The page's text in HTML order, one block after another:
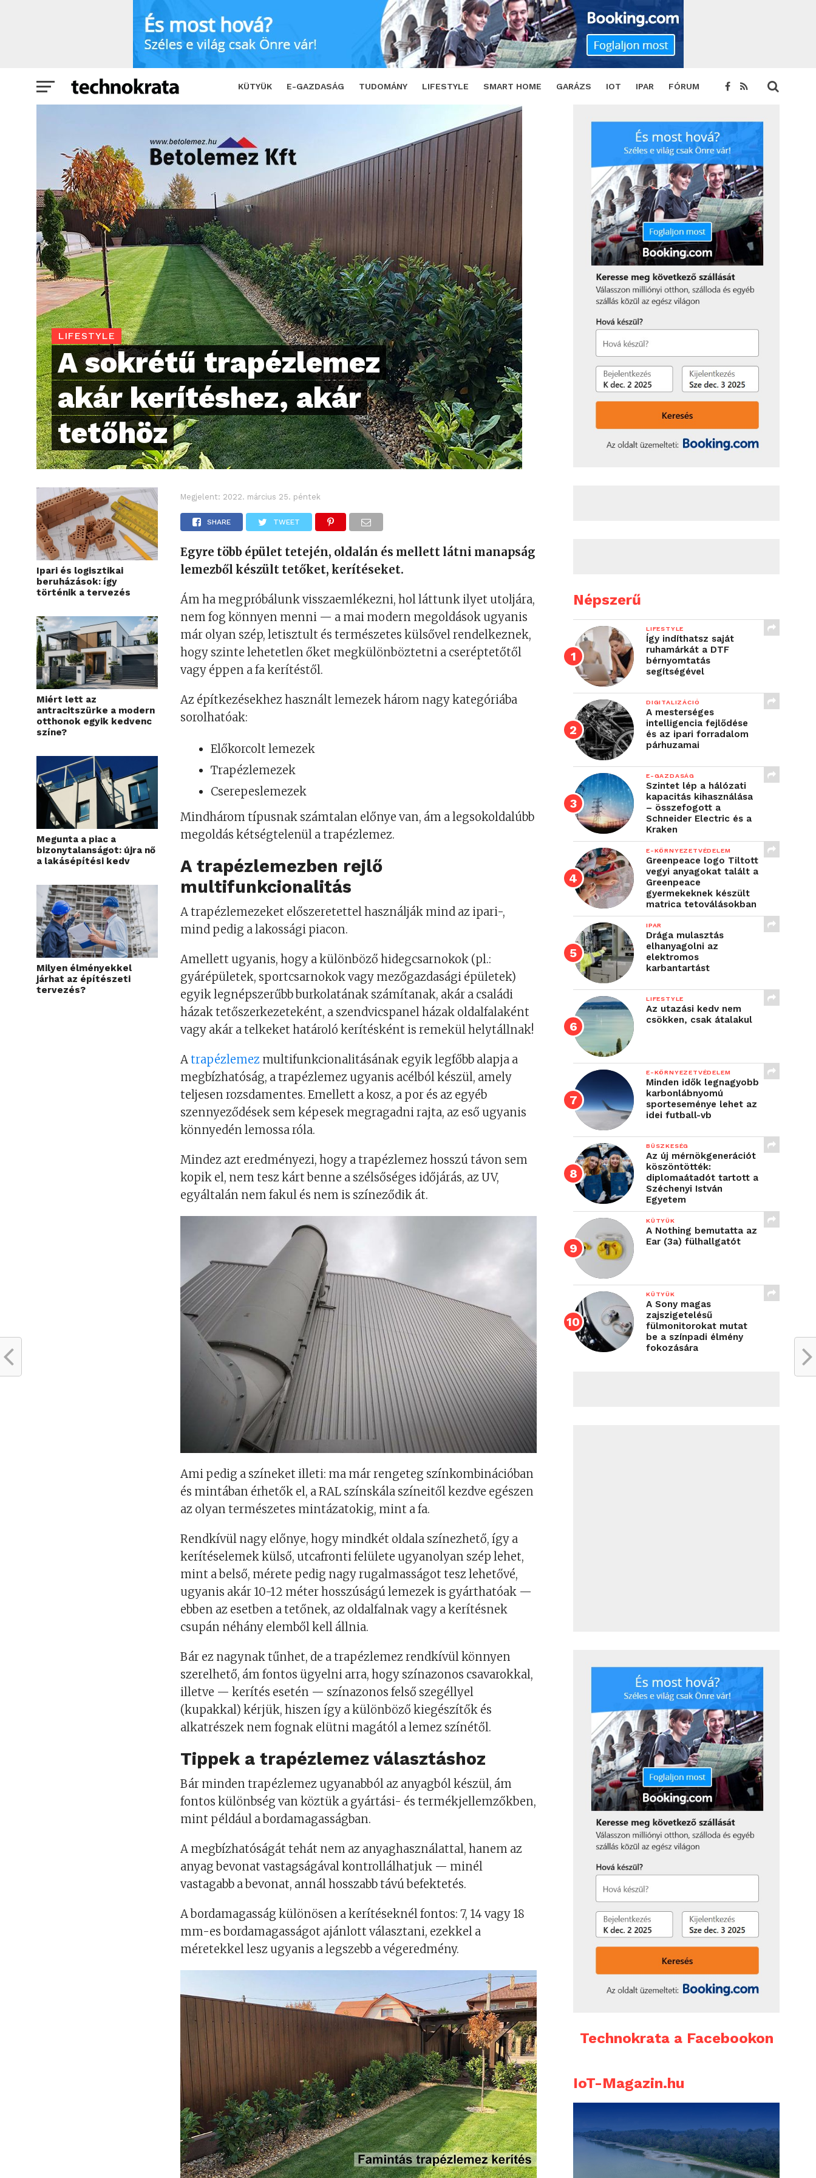
KÜTYÜK E-GAZDASÁG TUDOMÁNY LIFESTYLE SMART HOME GARÁZS IOT IPAR FÓRUM
A sokrétű trapézlemez akár kerítéshez, akár tetőhöz SHARE TWEET
LIFESTYLE
A sokrétű trapézlemez
akár kerítéshez, akár
tetőhöz
Ipari és logisztikai
beruházások: így
történik a tervezés
Miért lett az
antracitszürke a modern
otthonok egyik kedvenc
színe?
Megunta a piac a
bizonytalanságot: újra nő
a lakásépítési kedv
Milyen élményekkel
járhat az építészeti
tervezés?
Megjelent: 2022. március 25. péntek
SHARE TWEET
Egyre több épület tetején, oldalán és mellett látni manapság
lemezből készült tetőket, kerítéseket.
Ám ha megpróbálunk visszaemlékezni, hol láttunk ilyet utoljára,
nem fog könnyen menni — a mai modern megoldások ugyanis
már olyan szép, letisztult és természetes külsővel rendelkeznek,
hogy szinte lehetetlen őket megkülönböztetni a cseréptetőtől
vagy éppen a fa kerítéstől.
Az építkezésekhez használt lemezek három nagy kategóriába
sorolhatóak:
Előkorcolt lemezek
Trapézlemezek
Cserepeslemezek
Mindhárom típusnak számtalan előnye van, ám a legsokoldalúbb
megoldás kétségtelenül a trapézlemez.
A trapézlemezben rejlő
multifunkcionalitás
A trapézlemezeket előszeretettel használják mind az ipari-,
mind pedig a lakossági piacon.
Amellett ugyanis, hogy a különböző hidegcsarnokok (pl.:
gyárépületek, sportcsarnokok vagy mezőgazdasági épületek)
egyik legnépszerűbb burkolatának számítanak, akár a családi
házak tetőszerkezeteként, a szendvicspanel házak oldalfalaként
vagy akár a telkeket határoló kerítésként is remekül helytállnak!
Atrapézlemez multifunkcionalitásának egyik legfőbb alapja a
megbízhatóság, a trapézlemez ugyanis acélból készül, amely
teljesen rozsdamentes. Emellett a kosz, a por és az egyéb
szennyeződések sem képesek megragadni rajta, az eső ugyanis
könnyedén lemossa róla.
Mindez azt eredményezi, hogy a trapézlemez hosszú távon sem
kopik el, nem tesz kárt benne a szélsőséges időjárás, az UV,
egyáltalán nem fakul és nem is színeződik át.
Ami pedig a színeket illeti: ma már rengeteg színkombinációban
és mintában érhetők el, a RAL színskála színeitől kezdve egészen
az olyan természetes mintázatokig, mint a fa.
Rendkívül nagy előnye, hogy mindkét oldala színezhető, így a
kerítéselemek külső, utcafronti felülete ugyanolyan szép lehet,
mint a belső, mérete pedig nagy rugalmasságot tesz lehetővé,
ugyanis akár 10-12 méter hosszúságú lemezek is gyárthatóak —
ebben az esetben a tetőnek, az oldalfalnak vagy a kerítésnek
csupán néhány elemből kell állnia.
Bár ez nagynak tűnhet, de a trapézlemez rendkívül könnyen
szerelhető, ám fontos ügyelni arra, hogy színazonos csavarokkal,
illetve — kerítés esetén — színazonos felső szegéllyel
(kupakkal) kérjük, hiszen így a különböző kiegészítők és
alkatrészek nem fognak elütni magától a lemez színétől.
Tippek a trapézlemez választáshoz
Bár minden trapézlemez ugyanabból az anyagból készül, ám
fontos különbség van köztük a gyártási- és termékjellemzőkben,
mint például a bordamagasságban.
A megbízhatóságát tehát nem az anyaghasználattal, hanem az
anyag bevonat vastagságával kontrollálhatjuk — minél
vastagabb a bevonat, annál hosszabb távú befektetés.
A bordamagasság különösen a kerítéseknél fontos: 7, 14 vagy 18
mm-es bordamagasságot ajánlott választani, ezekkel a
méretekkel lesz ugyanis a legszebb a végeredmény.
Népszerű
LIFESTYLE
Így indíthatsz saját
ruhamárkát a DTF
bérnyomtatás
segítségével
DIGITALIZÁCIÓ
A mesterséges
intelligencia fejlődése
és az ipari forradalom
párhuzamai
E-GAZDASÁG
Szintet lép a hálózati
kapacitás kihasználása
– összefogott a
Schneider Electric és a
Kraken
E-KÖRNYEZETVÉDELEM
Greenpeace logo Tiltott
vegyi anyagokat talált a
Greenpeace
gyermekeknek készült
matrica tetoválásokban
IPAR
Drága mulasztás
elhanyagolni az
elektromos
karbantartást
LIFESTYLE
Az utazási kedv nem
csökken, csak átalakul
E-KÖRNYEZETVÉDELEM
Minden idők legnagyobb
karbonlábnyomú
sporteseménye lehet az
idei futball-vb
BÜSZKESÉG
Az új mérnökgenerációt
köszöntötték:
diplomaátadót tartott a
Széchenyi István
Egyetem
KÜTYÜK
A Nothing bemutatta az
Ear (3a) fülhallgatót
KÜTYÜK
A Sony magas
zajszigetelésű
fülmonitorokat mutat
be a színpadi élmény
fokozására
Technokrata a Facebookon
IoT-Magazin.hu